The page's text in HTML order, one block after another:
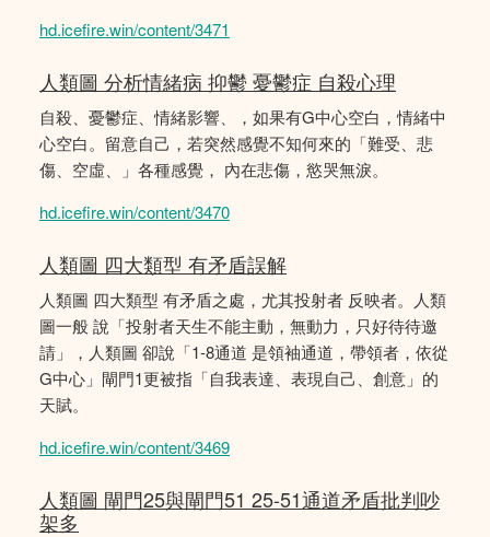
hd.icefire.win/content/3471
人類圖 分析情緒病 抑鬱 憂鬱症 自殺心理
自殺、憂鬱症、情緒影響、，如果有G中心空白，情緒中
心空白。留意自己，若突然感覺不知何來的「難受、悲
傷、空虛、」各種感覺， 內在悲傷，慾哭無淚。
hd.icefire.win/content/3470
人類圖 四大類型 有矛盾誤解
人類圖 四大類型 有矛盾之處，尤其投射者 反映者。人類
圖一般 說「投射者天生不能主動，無動力，只好待待邀
請」，人類圖 卻說「1-8通道 是領袖通道，帶領者，依從
G中心」閘門1更被指「自我表達、表現自己、創意」的
天賦。
hd.icefire.win/content/3469
人類圖 閘門25與閘門51 25-51通道矛盾批判吵
架多